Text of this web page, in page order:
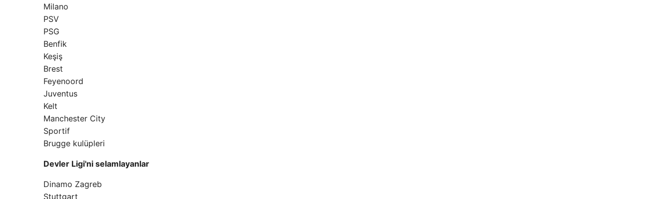
Milano
PSV
PSG
Benfik
Keşiş
Brest
Feyenoord
Juventus
Kelt
Manchester City
Sportif
Brugge kulüpleri
Devler Ligi'ni selamlayanlar
Dinamo Zagreb
Stuttgart